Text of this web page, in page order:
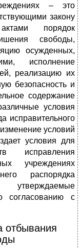
– это
закону
порядок
свободы,
осужденных,
исполнение
реализацию их
безопасность и
содержание
условия
исправительного
условий
условия для
исправления
учреждениях
распорядка
утверждаемые
согласованию с
отбывания